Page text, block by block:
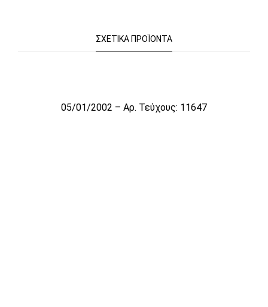
ΣΧΕΤΙΚΆ ΠΡΟΪΌΝΤΑ
Το αρχείο προσωρινά δεν είναι διαθέσιμο για πώληση
05/01/2002 – Αρ. Τεύχους: 11647